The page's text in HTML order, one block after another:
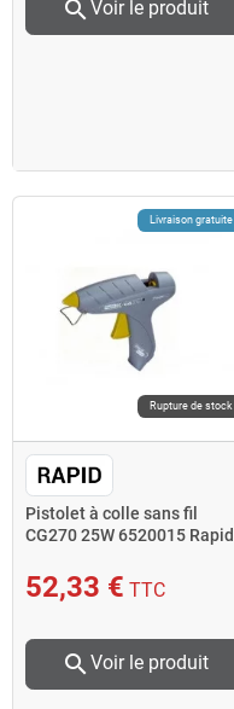
search Voir le produit
Livraison gratuite
Rupture de stock
Pistolet à colle sans fil
CG270 25W 6520015 Rapid
52,33 € TTC
search Voir le produit